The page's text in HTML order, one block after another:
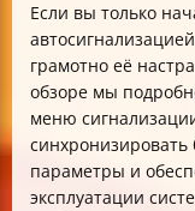
Если вы только
грамотно её
обзоре мы
меню
параметры и
эксплуатации